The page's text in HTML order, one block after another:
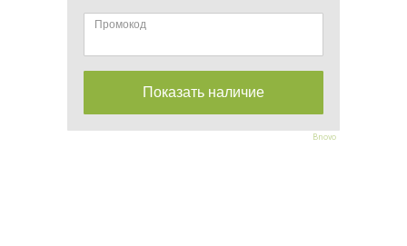
Bnovo